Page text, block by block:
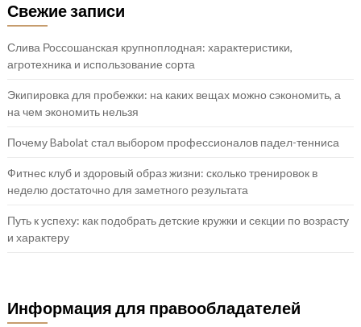
Свежие записи
Слива Россошанская крупноплодная: характеристики,
агротехника и использование сорта
Экипировка для пробежки: на каких вещах можно сэкономить, а
на чем экономить нельзя
Почему Babolat стал выбором профессионалов падел-тенниса
Фитнес клуб и здоровый образ жизни: сколько тренировок в
неделю достаточно для заметного результата
Путь к успеху: как подобрать детские кружки и секции по возрасту
и характеру
Информация для правообладателей